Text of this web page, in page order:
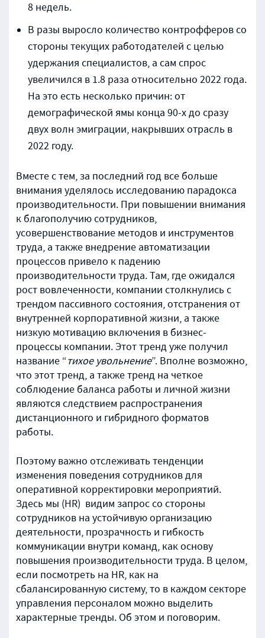
8 недель.
В разы выросло количество контрофферов со
стороны текущих работодателей с целью
удержания специалистов, а сам спрос
увеличился в 1.8 раза относительно 2022 года.
На это есть несколько причин: от
демографической ямы конца 90-х до сразу
двух волн эмиграции, накрывших отрасль в
2022 году.
Вместе с тем, за последний год все больше
внимания уделялось исследованию парадокса
производительности. При повышении внимания
к благополучию сотрудников,
усовершенствование методов и инструментов
труда, а также внедрение автоматизации
процессов привело к падению
производительности труда. Там, где ожидался
рост вовлеченности, компании столкнулись с
трендом пассивного состояния, отстранения от
внутренней корпоративной жизни, а также
низкую мотивацию включения в бизнес-
процессы компании.Этот тренд уже получил
название “тихое увольнение”. Вполне возможно,
что этот тренд, а также тренд на четкое
соблюдение баланса работы и личной жизни
являются следствием распространения
дистанционного и гибридного форматов
работы.
Поэтому важно отслеживать тенденции
изменения поведения сотрудников для
оперативной корректировки мероприятий.
Здесь мы (HR) видим запрос со стороны
сотрудников на устойчивую организацию
деятельности, прозрачность и гибкость
коммуникации внутри команд, как основу
повышения производительности труда. В целом,
если посмотреть на HR, как на
сбалансированную систему, то в каждом секторе
управления персоналом можно выделить
характерные тренды. Об этом и поговорим.